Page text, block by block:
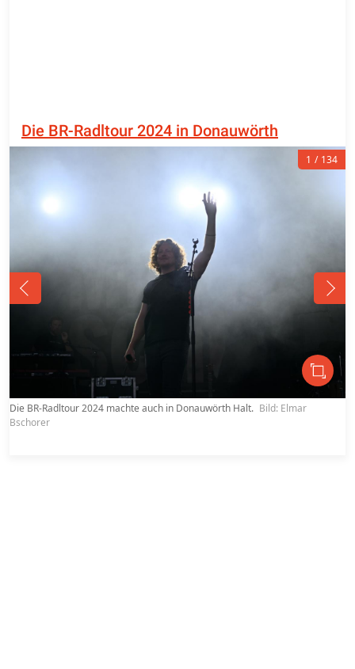
Die BR-Radltour 2024 in Donauwörth
1 134
Die BR-Radltour 2024 machte auch in Donauwörth Halt. Bild: Elmar
Bschorer